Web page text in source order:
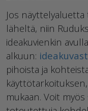
Jos näyttelyaluetta
läheltä, niin
ideakuvienkin
alkuun:
pihoista ja
mukaan. Voit